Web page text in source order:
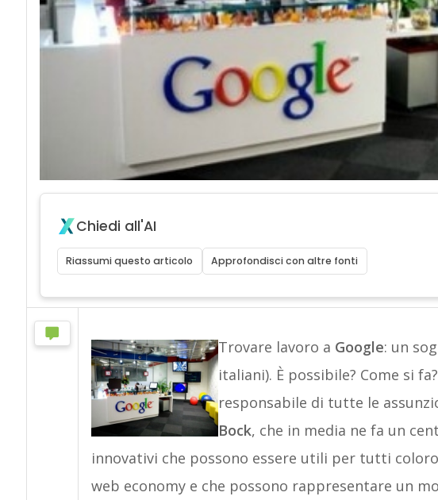
Chiedi all'AI
Riassumi questo articolo Approfondisci con altre fonti
Trovare lavoro a Google: un
italiani). È possibile? Come si
responsabile di tutte le
Bock, che in media ne fa un
innovativi che possono essere utili per tutti
web economy e che possono rappresentare un